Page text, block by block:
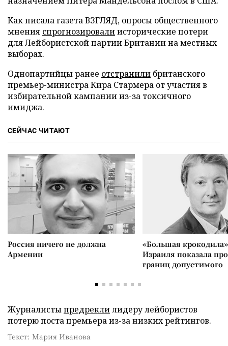
Как писала газета ВЗГЛЯД, опросы общественного
мнения спрогнозировалиисторические потери
для Лейбористской партии Британии на местных
выборах.
Однопартийцы ранее отстранили британского
премьер-министра Кира Стармера от участия в
избирательной кампании из-за токсичного
имиджа.
СЕЙЧАС ЧИТАЮТ
Россия ничего не должна
Армении
«Большая
Израиля показала
границ допустимого
Журналистыпредреклилидеру лейбористов
потерю поста премьера из-за низких рейтингов.
Текст: Мария Иванова